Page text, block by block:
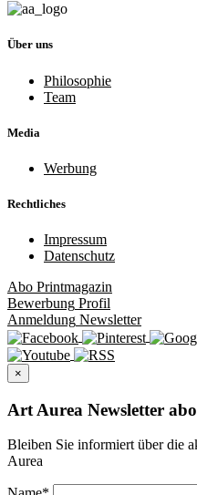
Über uns
Philosophie
Team
Media
Werbung
Rechtliches
Impressum
Datenschutz
Abo Printmagazin
Bewerbung Profil
Anmeldung Newsletter
×
Art Aurea Newsletter
Bleiben Sie informiert über die
Aurea